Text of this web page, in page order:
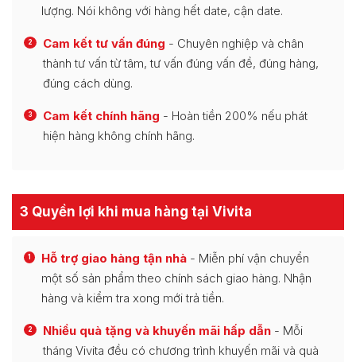
lượng. Nói không với hàng hết date, cận date.
2 Cam kết tư vấn đúng - Chuyên nghiệp và chân
thành tư vấn từ tâm, tư vấn đúng vấn đề, đúng hàng,
đúng cách dùng.
3 Cam kết chính hãng - Hoàn tiền 200% nếu phát
hiện hàng không chính hãng.
3 Quyền lợi khi mua hàng tại Vivita
1 Hỗ trợ giao hàng tận nhà - Miễn phí vận chuyển
một số sản phẩm theo chính sách giao hàng. Nhận
hàng và kiểm tra xong mới trả tiền.
2 Nhiều quà tặng và khuyến mãi hấp dẫn - Mỗi
tháng Vivita đều có chương trình khuyến mãi và quà